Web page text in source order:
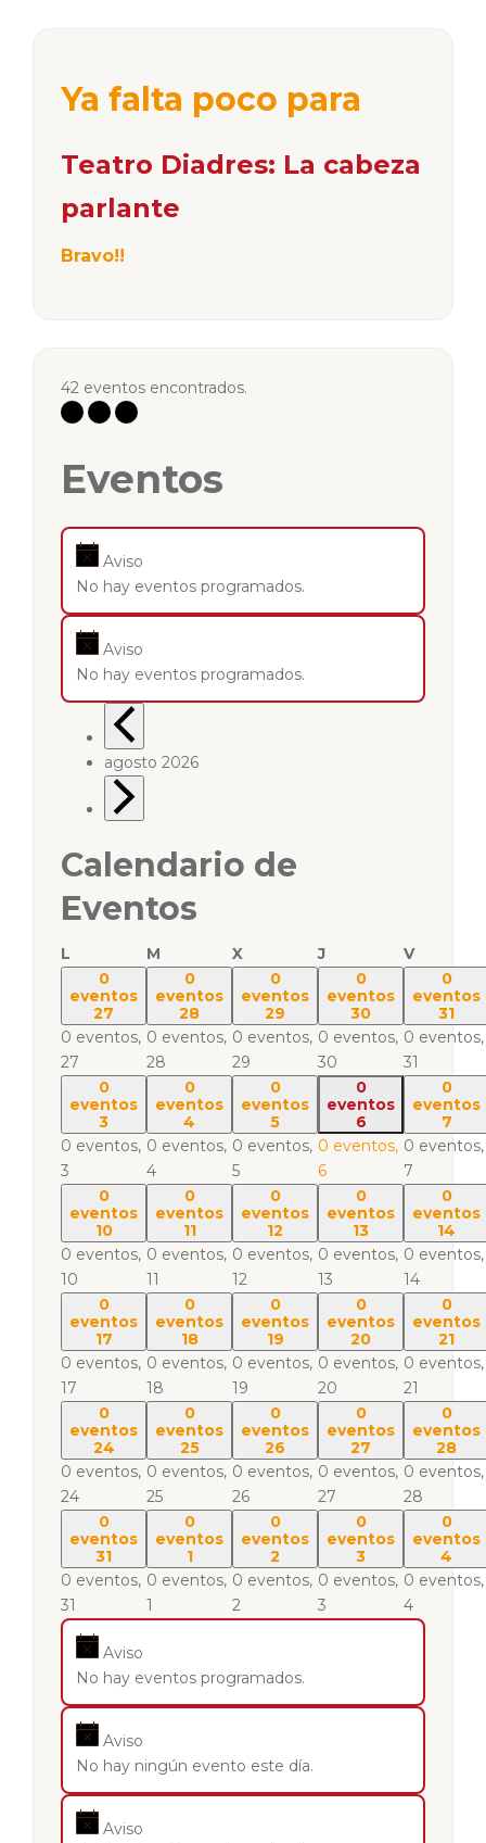
Ya falta poco para
Teatro Diadres: La cabeza
parlante
Bravo!!
42 eventos encontrados.
Eventos
Aviso
No hay eventos programados.
Aviso
No hay eventos programados.
agosto 2026
Calendario de
Eventos
L M X J
V
0
eventos
27
0 eventos,
27
0
eventos
28
0 eventos,
28
0
eventos
29
0 eventos,
29
0
eventos
30
0 eventos,
30
0
eventos
31
0 eventos,
31
0
eventos
3
0 eventos,
3
0
eventos
4
0 eventos,
4
0
eventos
5
0 eventos,
5
0
eventos
6
0 eventos,
6
0
eventos
7
0 eventos,
7
0
eventos
10
0 eventos,
10
0
eventos
11
0 eventos,
11
0
eventos
12
0 eventos,
12
0
eventos
13
0 eventos,
13
0
eventos
14
0 eventos,
14
0
eventos
17
0 eventos,
17
0
eventos
18
0 eventos,
18
0
eventos
19
0 eventos,
19
0
eventos
20
0 eventos,
20
0
eventos
21
0 eventos,
21
0
eventos
24
0 eventos,
24
0
eventos
25
0 eventos,
25
0
eventos
26
0 eventos,
26
0
eventos
27
0 eventos,
27
0
eventos
28
0 eventos,
28
0
eventos
31
0 eventos,
31
0
eventos
1
0 eventos,
1
0
eventos
2
0 eventos,
2
0
eventos
3
0 eventos,
3
0
eventos
4
0 eventos,
4
Aviso
No hay eventos programados.
Aviso
No hay ningún evento este día.
Aviso